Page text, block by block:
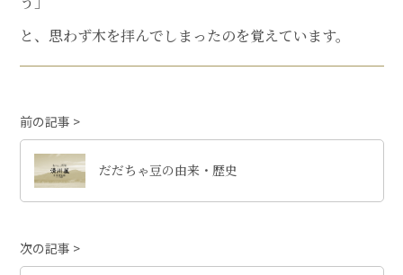
と、思わず木を拝んでしまったのを覚えています。
前の記事
だだちゃ豆の由来・歴史
次の記事